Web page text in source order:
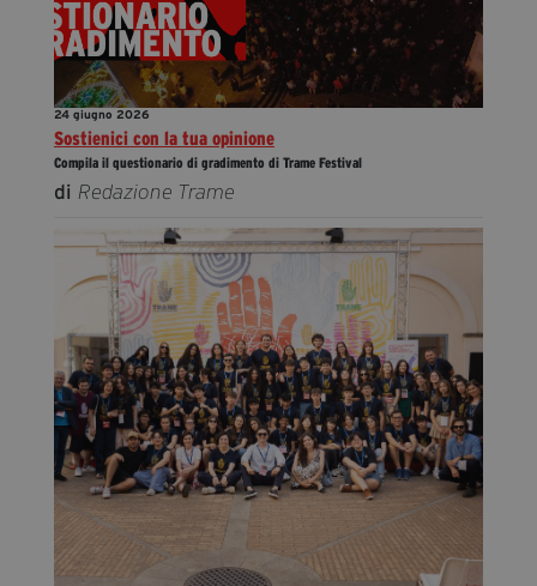
24 giugno 2026
Sostienici con la tua opinione
Compila il questionario di gradimento di Trame Festival
di Redazione Trame